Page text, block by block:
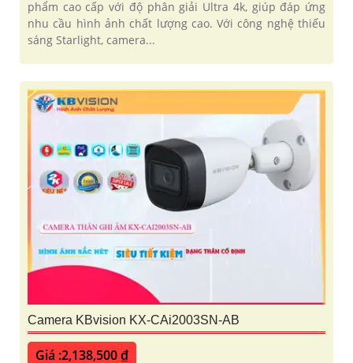
phẩm cao cấp với độ phân giải Ultra 4k, giúp đáp ứng
nhu cầu hình ảnh chất lượng cao. Với công nghệ thiếu
sáng Starlight, camera...
Camera KBvision KX-CAi2003SN-AB
Giá :2,138,500 ₫